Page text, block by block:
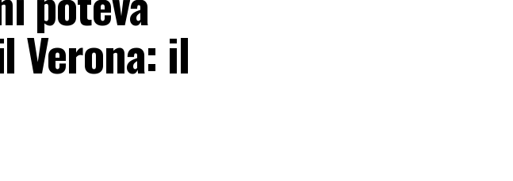
Verona: il